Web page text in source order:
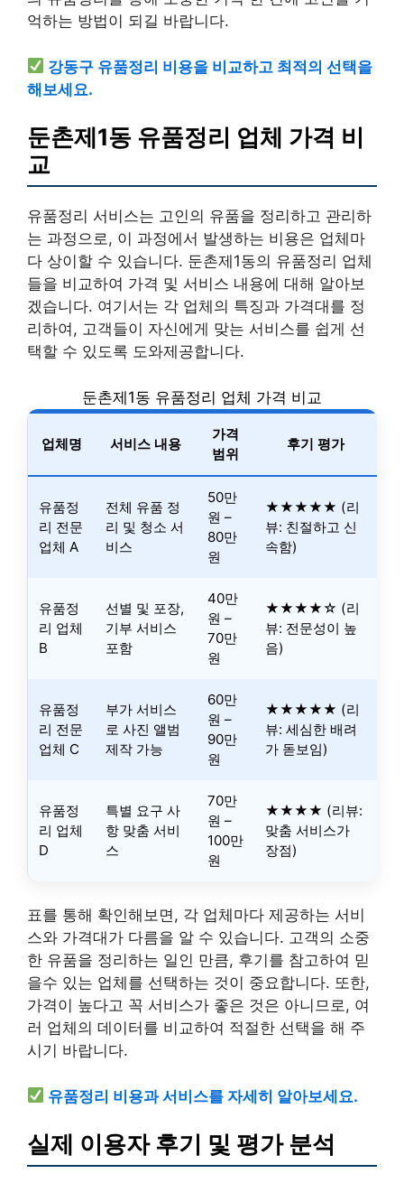
억하는 방법이 되길 바랍니다.
강동구 유품정리 비용을 비교하고 최적의 선택을
해보세요.
둔촌제1동 유품정리 업체 가격 비
교
유품정리 서비스는 고인의 유품을 정리하고 관리하
는 과정으로, 이 과정에서 발생하는 비용은 업체마
다 상이할 수 있습니다. 둔촌제1동의 유품정리 업체
들을 비교하여 가격 및 서비스 내용에 대해 알아보
겠습니다. 여기서는 각 업체의 특징과 가격대를 정
리하여, 고객들이 자신에게 맞는 서비스를 쉽게 선
택할 수 있도록 도와제공합니다.
둔촌제1동 유품정리 업체 가격 비교
업체명 서비스 내용
가격
범위
후기 평가
유품정
리 전문
업체 A
전체 유품 정
리 및 청소 서
비스
50만
원 –
80만
원
★★★★★ (리
뷰: 친절하고 신
속함)
유품정
리 업체
B
선별 및 포장,
기부 서비스
포함
40만
원 –
70만
원
★★★★☆ (리
뷰: 전문성이 높
음)
유품정
리 전문
업체 C
부가 서비스
로 사진 앨범
제작 가능
60만
원 –
90만
원
★★★★★ (리
뷰: 세심한 배려
가 돋보임)
유품정
리 업체
D
특별 요구 사
항 맞춤 서비
스
70만
원 –
100만
원
★★★★ (리뷰:
맞춤 서비스가
장점)
표를 통해 확인해보면, 각 업체마다 제공하는 서비
스와 가격대가 다름을 알 수 있습니다. 고객의 소중
한 유품을 정리하는 일인 만큼, 후기를 참고하여 믿
을수 있는 업체를 선택하는 것이 중요합니다. 또한,
가격이 높다고 꼭 서비스가 좋은 것은 아니므로, 여
러 업체의 데이터를 비교하여 적절한 선택을 해 주
시기 바랍니다.
유품정리 비용과 서비스를 자세히 알아보세요.
실제 이용자 후기 및 평가 분석